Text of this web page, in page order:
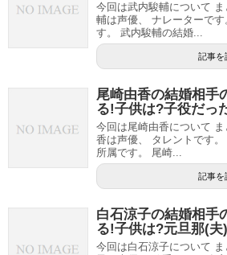
今回は武内駿輔について
輔は声優、 ナレーターで
す。 武内駿輔の結婚...
記事を
尾崎由香の結婚相手
る!子供は?子役だっ
今回は尾崎由香について
香は声優、 タレントです
所属です。 尾崎...
記事を
白石涼子の結婚相手
る!子供は?元旦那(
今回は白石涼子について